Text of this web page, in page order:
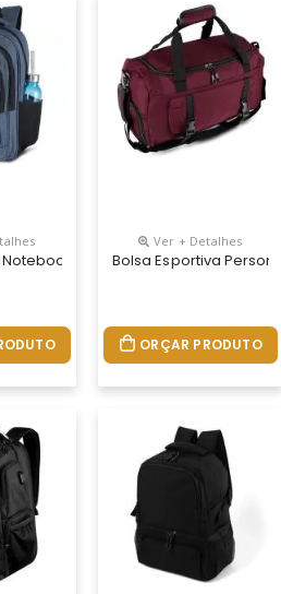
Personalizada
Ver + Detalhes
Bolsa Esportiva
ORÇAR PRODUTO